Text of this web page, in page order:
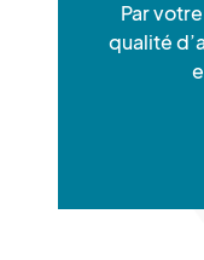
Par
qualité